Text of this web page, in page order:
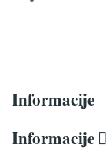
Informacije
Informacije 